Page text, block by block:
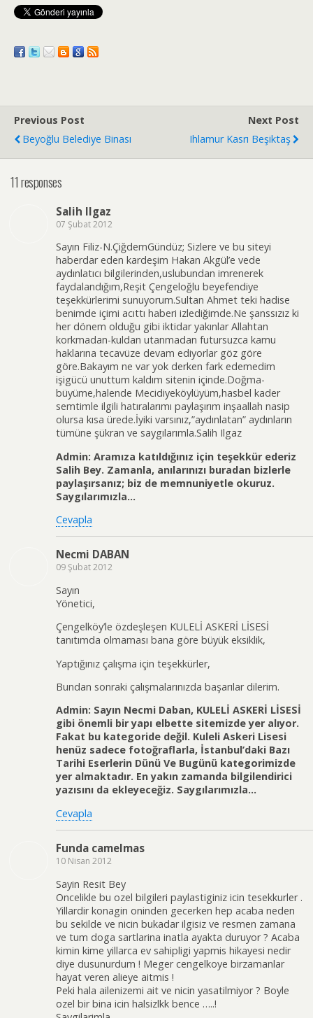
Previous Post
Beyoğlu Belediye Binası
Next Post
Ihlamur Kasrı Beşiktaş
11 responses
Salih Ilgaz
07 Şubat 2012
Sayın Filiz-N.ÇiğdemGündüz; Sizlere ve bu siteyi
haberdar eden kardeşim Hakan Akgül’e vede
aydınlatıcı bilgilerinden,uslubundan imrenerek
faydalandığım,Reşit Çengeloğlu beyefendiye
teşekkürlerimi sunuyorum.Sultan Ahmet teki hadise
benimde içimi acıttı haberi izlediğimde.Ne şanssızız ki
her dönem olduğu gibi iktidar yakınlar Allahtan
korkmadan-kuldan utanmadan futursuzca kamu
haklarına tecavüze devam ediyorlar göz göre
göre.Bakayım ne var yok derken fark edemedim
işigücü unuttum kaldım sitenin içinde.Doğma-
büyüme,halende Mecidiyeköylüyüm,hasbel kader
semtimle ilgili hatıralarımı paylaşırım inşaallah nasip
olursa kısa ürede.İyiki varsınız,”aydınlatan” aydınların
tümüne şükran ve saygılarımla.Salih Ilgaz
Admin: Aramıza katıldığınız için teşekkür ederiz
Salih Bey. Zamanla, anılarınızı buradan bizlerle
paylaşırsanız; biz de memnuniyetle okuruz.
Saygılarımızla…
Cevapla
Necmi DABAN
09 Şubat 2012
Sayın
Yönetici,
Çengelköy’le özdeşleşen KULELİ ASKERİ LİSESİ
tanıtımda olmaması bana göre büyük eksiklik,
Yaptığınız çalışma için teşekkürler,
Bundan sonraki çalışmalarınızda başarılar dilerim.
Admin: Sayın Necmi Daban, KULELİ ASKERİ LİSESİ
gibi önemli bir yapı elbette sitemizde yer alıyor.
Fakat bu kategoride değil. Kuleli Askeri Lisesi
henüz sadece fotoğraflarla, İstanbul’daki Bazı
Tarihi Eserlerin Dünü Ve Bugünü kategorimizde
yer almaktadır. En yakın zamanda bilgilendirici
yazısını da ekleyeceğiz. Saygılarımızla…
Cevapla
Funda camelmas
10 Nisan 2012
Sayin Resit Bey
Oncelikle bu ozel bilgileri paylastiginiz icin tesekkurler .
Yillardir konagin oninden gecerken hep acaba neden
bu sekilde ve nicin bukadar ilgisiz ve resmen zamana
ve tum doga sartlarina inatla ayakta duruyor ? Acaba
kimin kime yillarca ev sahipligi yapmis hikayesi nedir
diye dusunurdum ! Meger cengelkoye birzamanlar
hayat veren alieye aitmis !
Peki hala ailenizemi ait ve nicin yasatilmiyor ? Boyle
ozel bir bina icin halsizlkk bence …..!